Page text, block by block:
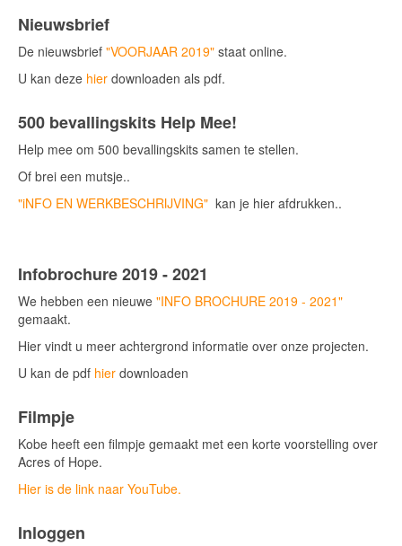
Nieuwsbrief
De nieuwsbrief "VOORJAAR 2019" staat online.
U kan deze hier downloaden als pdf.
500 bevallingskits Help Mee!
Help mee om 500 bevallingskits samen te stellen.
Of brei een mutsje..
"iNFO EN WERKBESCHRIJVING" kan je hier afdrukken..
Infobrochure 2019 - 2021
We hebben een nieuwe "INFO BROCHURE 2019 - 2021"
gemaakt.
Hier vindt u meer achtergrond informatie over onze projecten.
U kan de pdf hier downloaden
Filmpje
Kobe heeft een filmpje gemaakt met een korte voorstelling over
Acres of Hope.
Hier is de link naar YouTube.
Inloggen